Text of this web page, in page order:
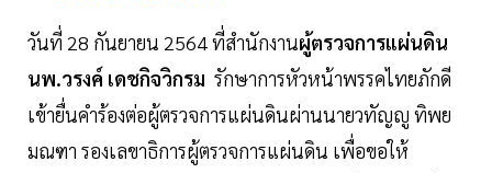
วันที่ 28 กันยายน 2564 ที่สำนักงานผู้ตรวจการแผ่นดิน
นพ.วรงค์ เดชกิจวิกรม รักษาการหัวหน้าพรรคไทยภักดี
เข้ายื่นคำร้องต่อผู้ตรวจการแผ่นดินผ่านนายวทัญญู ทิพย
มณฑา รองเลขาธิการผู้ตรวจการแผ่นดิน เพื่อขอให้